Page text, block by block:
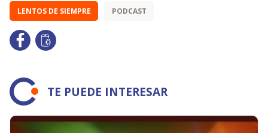
LENTOS DE SIEMPRE PODCAST
TE PUEDE INTERESAR